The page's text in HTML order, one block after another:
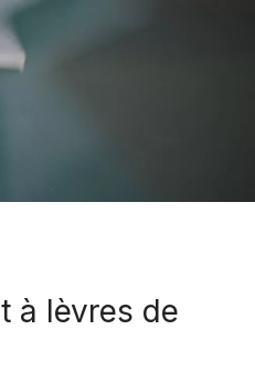
à lèvres de